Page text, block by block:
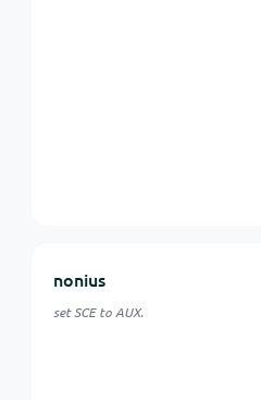
nonius
set SCE to AUX.